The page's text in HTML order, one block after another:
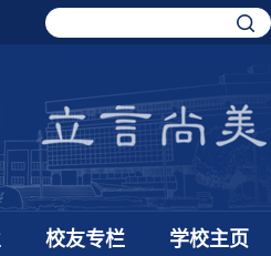
校友专栏 学校主页